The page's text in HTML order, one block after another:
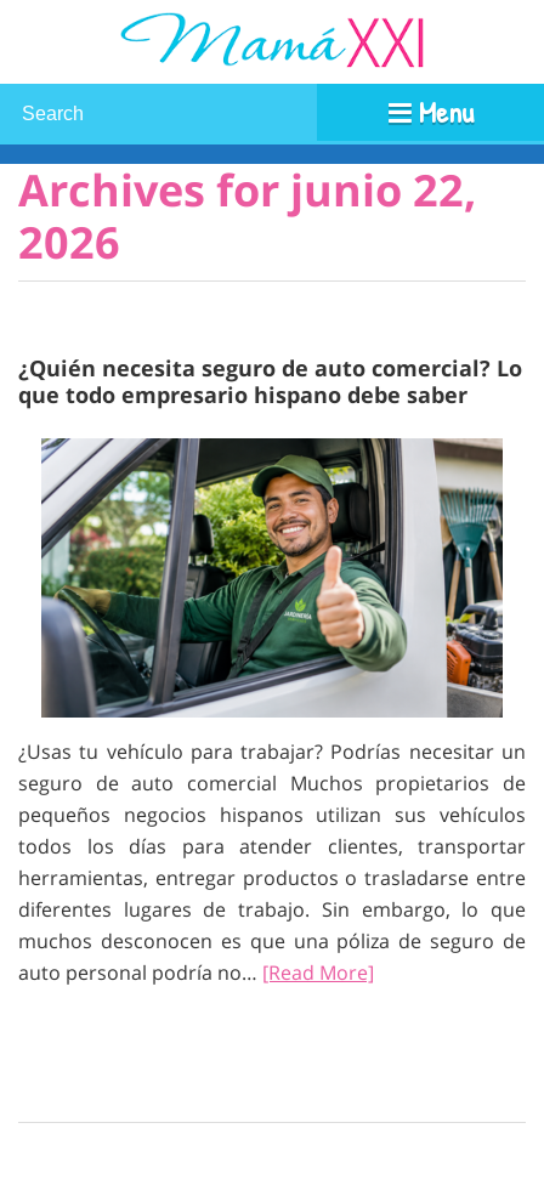
Menu
Archives for junio 22,
2026
¿Quién necesita seguro de auto comercial? Lo
que todo empresario hispano debe saber
¿Usas tu vehículo para trabajar? Podrías necesitar un
seguro de auto comercial Muchos propietarios de
pequeños negocios hispanos utilizan sus vehículos
todos los días para atender clientes, transportar
herramientas, entregar productos o trasladarse entre
diferentes lugares de trabajo. Sin embargo, lo que
muchos desconocen es que una póliza de seguro de
auto personal podría no… [Read More]